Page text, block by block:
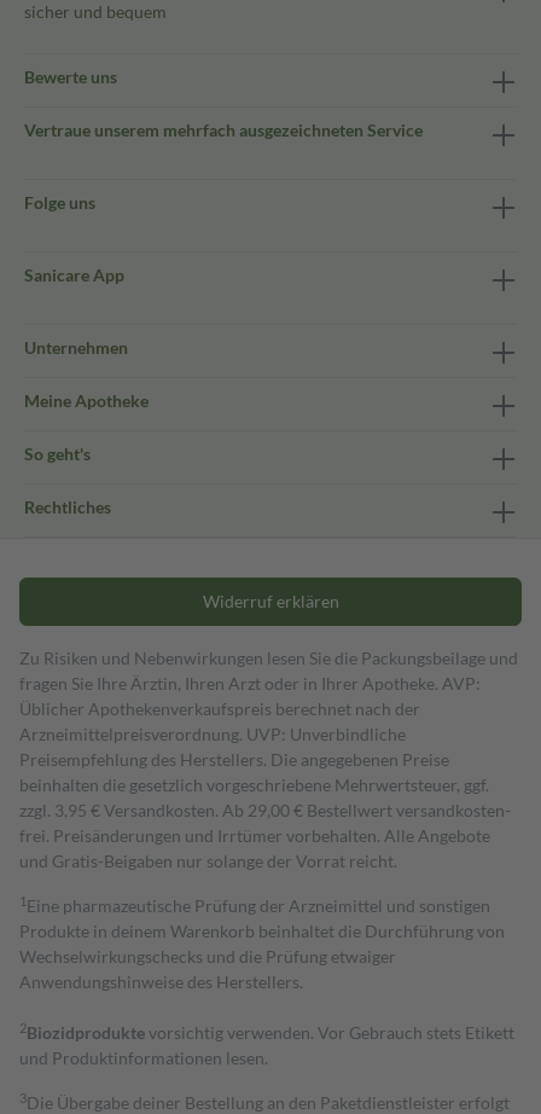
sicher und bequem
Bewerte uns
Vertraue unserem mehrfach ausgezeichneten Service
Folge uns
Sanicare App
Unternehmen
Meine Apotheke
So geht's
Rechtliches
Widerruf erklären
Zu Risiken und Nebenwirkungen lesen Sie die Packungsbeilage und
fragen Sie Ihre Ärztin, Ihren Arzt oder in Ihrer Apotheke. AVP:
Üblicher Apothekenverkaufspreis berechnet nach der
Arzneimittelpreisverordnung. UVP: Unverbindliche
Preisempfehlung des Herstellers. Die angegebenen Preise
beinhalten die gesetzlich vorgeschriebene Mehrwertsteuer, ggf.
zzgl. 3,95 € Versandkosten. Ab 29,00 € Bestell­wert versand­kosten­
frei. Preisänderungen und Irrtümer vorbehalten. Alle Angebote
und Gratis-Beigaben nur solange der Vorrat reicht.
1 Eine pharmazeutische Prüfung der Arzneimittel und sonstigen
Produkte in deinem Warenkorb beinhaltet die Durchführung von
Wechselwirkungschecks und die Prüfung etwaiger
Anwendungshinweise des Herstellers.
2Biozidproduktevorsichtig verwenden. Vor Gebrauch stets Etikett
und Produktinformationen lesen.
3Die Übergabe deiner Bestellung an den Paketdienstleister erfolgt